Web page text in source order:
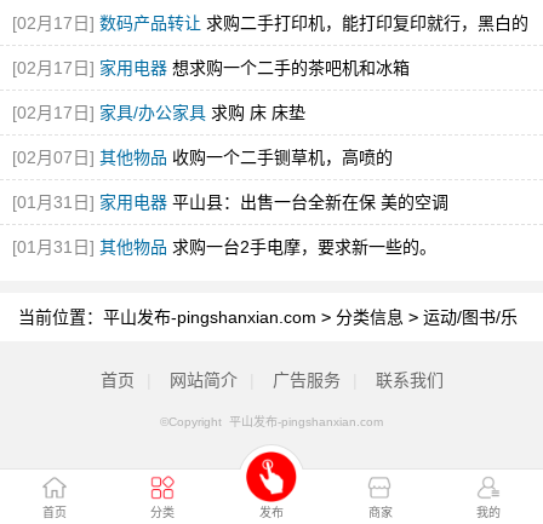
首页 分类 发布 商家 我的
[02月17日] 数码产品转让 求购二手打印机，能打印复印就行，黑白的
就可
[02月17日] 家用电器 想求购一个二手的茶吧机和冰箱
[02月17日] 家具/办公家具 求购 床 床垫
[02月07日] 其他物品 收购一个二手铡草机，高喷的
[01月31日] 家用电器 平山县：出售一台全新在保 美的空调
[01月31日] 其他物品 求购一台2手电摩，要求新一些的。
当前位置： 平山发布-pingshanxian.com > 分类信息 > 运动/图书/乐
首页 网站简介 广告服务 联系我们
©Copyright 平山发布-pingshanxian.com